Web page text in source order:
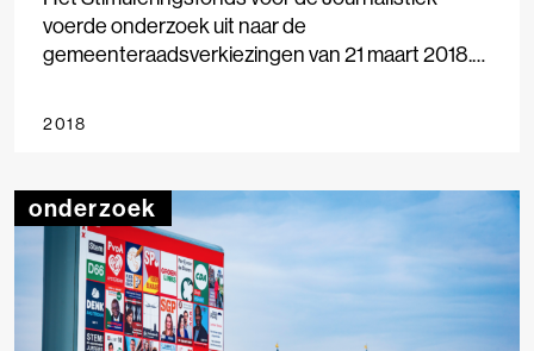
voerde onderzoek uit naar de
gemeenteraadsverkiezingen van 21 maart 2018.
Amsterdam tot Smallingerland, waarbij we keken
die lokale media spelen bij de verkiezingen, hoe
lokaal nieuws wordt geconsumeerd en in
hoeverre media(gebruik) van invloed is op
stemgedrag. Het onderzoek is uitgevoerd in
samenwerking met LJS Nieuwsmonitor, Vrije
Universiteit Amsterdam en Hogeschool
2018
onderzoek